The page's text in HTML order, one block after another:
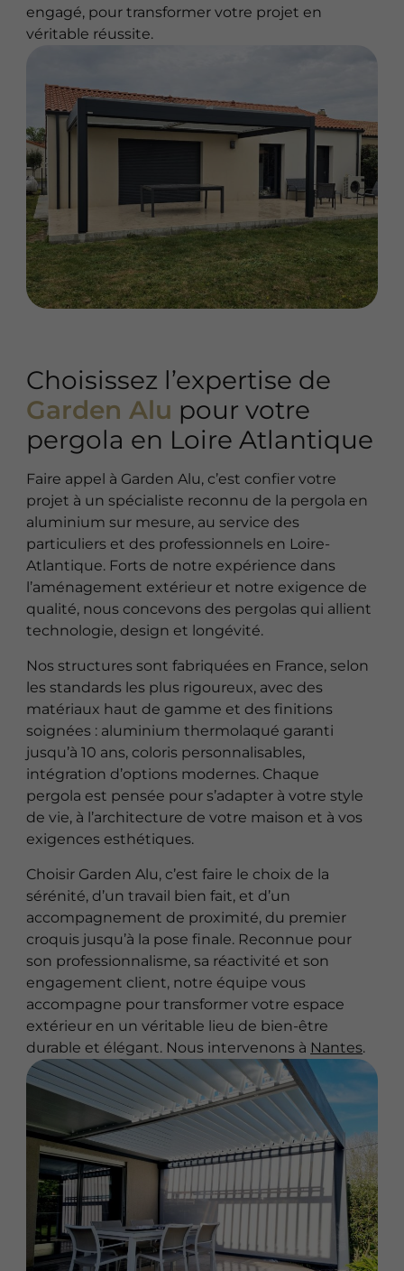
engagé, pour transformer votre projet en
véritable réussite.
Choisissez l’expertise de
Garden Alu pour votre
pergola en Loire Atlantique
Faire appel à Garden Alu, c’est confier votre
projet à un spécialiste reconnu de la pergola en
aluminium sur mesure, au service des
particuliers et des professionnels en Loire-
Atlantique. Forts de notre expérience dans
l’aménagement extérieur et notre exigence de
qualité, nous concevons des pergolas qui allient
technologie, design et longévité.
Nos structures sont fabriquées en France, selon
les standards les plus rigoureux, avec des
matériaux haut de gamme et des finitions
soignées : aluminium thermolaqué garanti
jusqu’à 10 ans, coloris personnalisables,
intégration d’options modernes. Chaque
pergola est pensée pour s’adapter à votre style
de vie, à l’architecture de votre maison et à vos
exigences esthétiques.
Choisir Garden Alu, c’est faire le choix de la
sérénité, d’un travail bien fait, et d’un
accompagnement de proximité, du premier
croquis jusqu’à la pose finale. Reconnue pour
son professionnalisme, sa réactivité et son
engagement client, notre équipe vous
accompagne pour transformer votre espace
extérieur en un véritable lieu de bien-être
durable et élégant. Nous intervenons à Nantes.